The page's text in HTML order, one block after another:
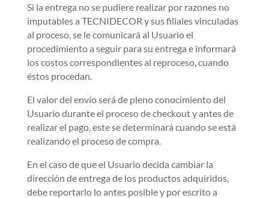
Si la entrega no se pudiere realizar por razones no
imputables a TECNIDECOR y sus filiales vinculadas
al proceso, se le comunicará al Usuario el
procedimiento a seguir para su entrega e informará
los costos correspondientes al reproceso, cuando
éstos procedan.
El valor del envío será de pleno conocimiento del
Usuario durante el proceso de checkout y antes de
realizar el pago, este se determinará cuando se está
realizando el proceso de compra.
En el caso de que el Usuario decida cambiar la
dirección de entrega de los productos adquiridos,
debe reportarlo lo antes posible y por escrito a